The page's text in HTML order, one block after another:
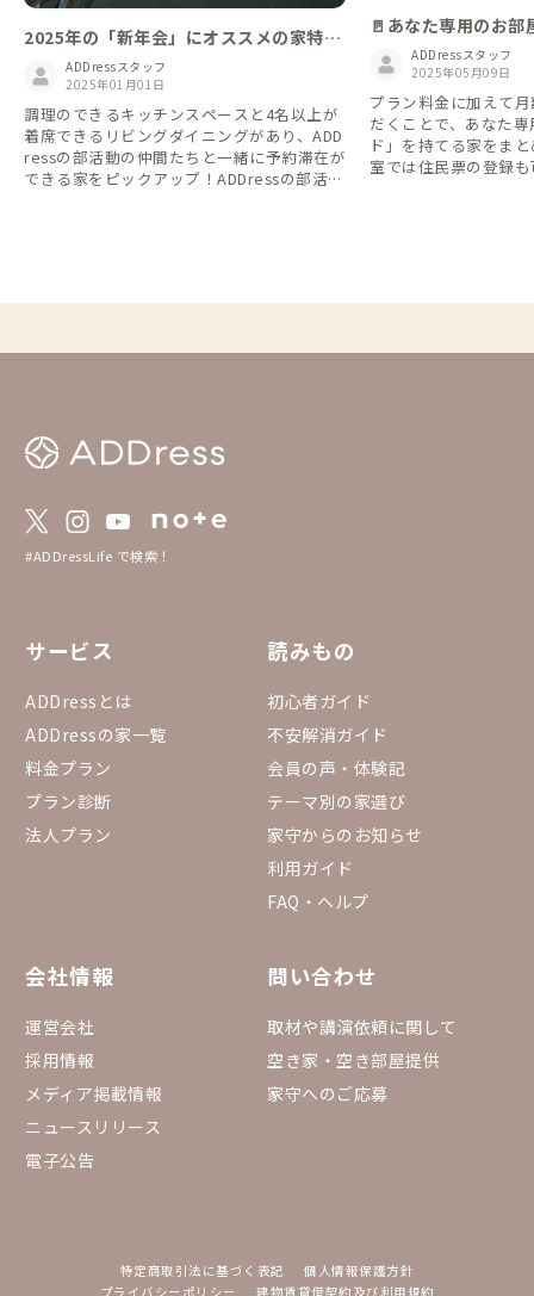
2025年の「新年会」にオススメの家特
集！ADDress部活動などコミュニティ仲
間と企画しませんか？
ADDressスタッフ
2025年01月01日
調理のできるキッチンスペースと4名以上が
着席できるリビングダイニングがあり、ADD
ressの部活動の仲間たちと一緒に予約滞在が
できる家をピックアップ！ADDressの部活動
活動一覧」から趣味趣向の合うものを選んで
ょうか？ 📢部活動一覧と入部（エントリ
🚪あなた専用のお
を広げよう｜専用
ADDressスタッフ
2025年05月09日
プラン料金に加えて
だくことで、あなた
ド」を持てる家をまとめ
室では住民票の登録
ddress-
#ADDressLife で検索！
サービス
ADDressとは
ADDressの家一覧
料金プラン
プラン診断
法人プラン
読みもの
初心者ガイド
不安解消ガイド
会員の声・体験記
テーマ別の家選び
家守からのお知らせ
利用ガイド
FAQ・ヘルプ
会社情報
運営会社
採用情報
メディア掲載情報
ニュースリリース
電子公告
問い合わせ
取材や講演依頼に関して
空き家・空き部屋提供
家守へのご応募
特定商取引法に基づく表記
個人情報保護方針
プライバシーポリシー
建物賃貸借契約及び利用規約